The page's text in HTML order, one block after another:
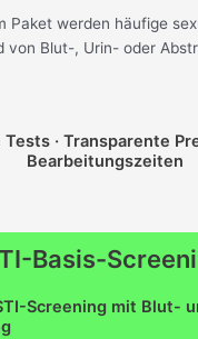
Paket werden häufige
von Blut-, Urin- oder
· Transparente
Bearbeitungszeiten
Basis-
Screening mit Blut-